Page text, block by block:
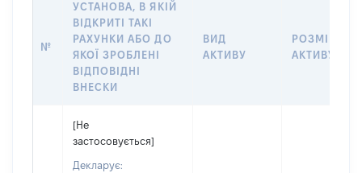
№
УСТАНОВА, В ЯКІЙ
ВІДКРИТІ ТАКІ
РАХУНКИ АБО ДО
ЯКОЇ ЗРОБЛЕНІ
ВІДПОВІДНІ
ВНЕСКИ
ВИД
АКТИВУ
РОЗМІР
АКТИВУ
[Не
застосовується]
Декларує: